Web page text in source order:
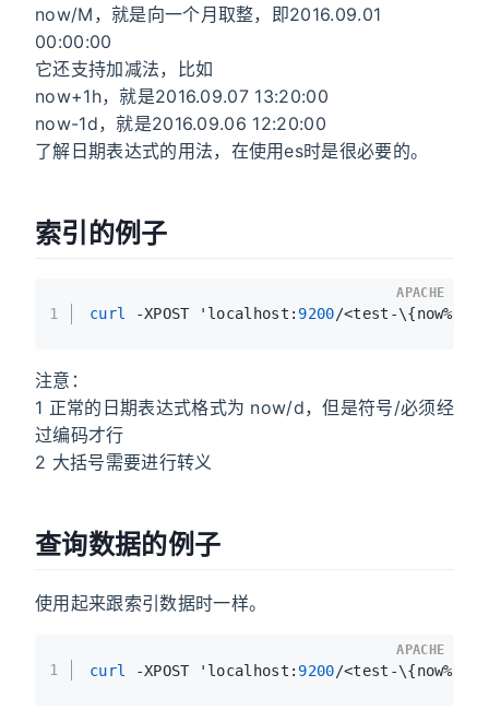
now/M，就是向一个月取整，即2016.09.01
00:00:00
它还支持加减法，比如
now+1h，就是2016.09.07 13:20:00
now-1d，就是2016.09.06 12:20:00
了解日期表达式的用法，在使用es时是很必要的。
索引的例子
1 curl -XPOST 'localhost: 9200/<test-\{now%
APACHE
注意：
1 正常的日期表达式格式为 now/d，但是符号/必须经
过编码才行
2 大括号需要进行转义
查询数据的例子
使用起来跟索引数据时一样。
1 curl -XPOST 'localhost: 9200/<test-\{now%
APACHE